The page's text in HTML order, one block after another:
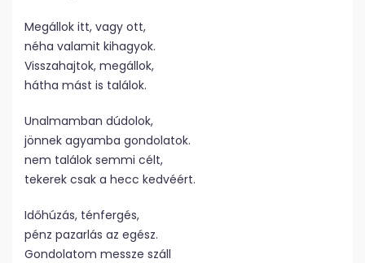
Megállok itt, vagy ott,
néha valamit kihagyok.
Visszahajtok, megállok,
hátha mást is találok.
Unalmamban dúdolok,
jönnek agyamba gondolatok.
nem találok semmi célt,
tekerek csak a hecc kedvéért.
Időhúzás, ténfergés,
pénz pazarlás az egész.
Gondolatom messze száll